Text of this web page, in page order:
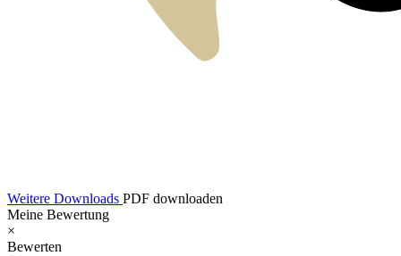
Weitere Downloads PDF downloaden
Meine Bewertung
×
Bewerten